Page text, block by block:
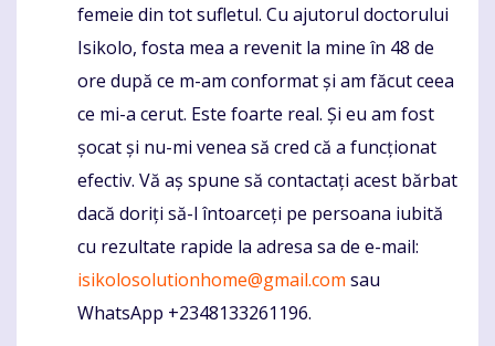
femeie din tot sufletul. Cu ajutorul doctorului
Isikolo, fosta mea a revenit la mine în 48 de
ore după ce m-am conformat și am făcut ceea
ce mi-a cerut. Este foarte real. Și eu am fost
șocat și nu-mi venea să cred că a funcționat
efectiv. Vă aș spune să contactați acest bărbat
dacă doriți să-l întoarceți pe persoana iubită
cu rezultate rapide la adresa sa de e-mail:
isikolosolutionhome@gmail.com sau
WhatsApp +2348133261196.